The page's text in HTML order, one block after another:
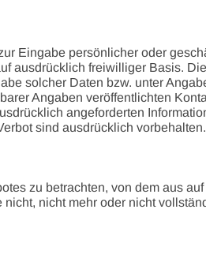
Eingabe persönlicher oder
ausdrücklich freiwilliger Basis.
solcher Daten bzw. unter
Angaben veröffentlichten
angeforderten
sind ausdrücklich vorbehalten.
zu betrachten, von dem aus
nicht mehr oder nicht